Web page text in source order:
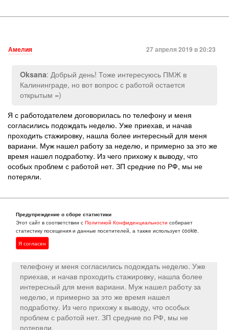
Амелия 27 апреля 2019 в 20:23
Oksana: Добрый день! Тоже интересуюсь ПМЖ в
Калининграде, но вот вопрос с работой остается
открытым =)
Я с работодателем договорилась по телефону и меня
согласились подождать неделю. Уже приехав, и начав
проходить стажировку, нашла более интересный для меня
вариани. Муж нашел работу за неделю, и примерно за это же
время нашел подработку. Из чего прихожу к выводу, что
особых проблем с работой нет. ЗП средние по РФ, мы не
потеряли.
Oksana 30 апреля 2019 в 07:02
телефону и меня согласились подождать неделю. Уже
приехав, и начав проходить стажировку, нашла более
интересный для меня вариани. Муж нашел работу за
неделю, и примерно за это же время нашел
подработку. Из чего прихожу к выводу, что особых
проблем с работой нет. ЗП средние по РФ, мы не
потеряли.
Предупреждение о сборе статистики
Этот сайт в соответствии сПолитикой Конфиденциальности собирает
статистику посещения и данные посетителей, а также использует cookie.
Я согласен